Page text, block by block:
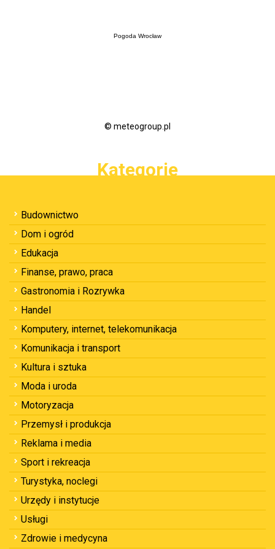
Pogoda Wrocław
© meteogroup.pl
Kategorie
Budownictwo
Dom i ogród
Edukacja
Finanse, prawo, praca
Gastronomia i Rozrywka
Handel
Komputery, internet, telekomunikacja
Komunikacja i transport
Kultura i sztuka
Moda i uroda
Motoryzacja
Przemysł i produkcja
Reklama i media
Sport i rekreacja
Turystyka, noclegi
Urzędy i instytucje
Usługi
Zdrowie i medycyna